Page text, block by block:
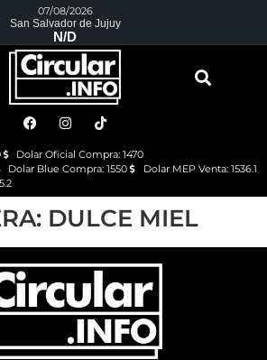
07/08/2026
San Salvador de Jujuy
N/D
Dolar Oficial Compra: 1470
Dolar Blue Compra: 1550
Dolar MEP Venta: 1536.1
DULCE MIEL